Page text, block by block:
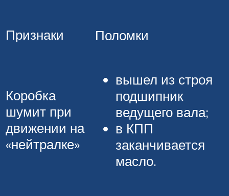
Признаки Поломки
Коробка
шумит при
движении на
«нейтралке»
вышел из строя
подшипник
ведущего вала;
в КПП
заканчивается
масло.